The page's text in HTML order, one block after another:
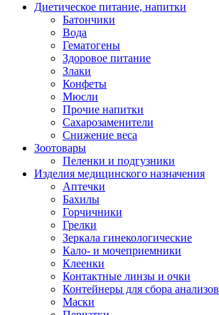
Диетическое питание, напитки
Батончики
Вода
Гематогены
Здоровое питание
Злаки
Конфеты
Мюсли
Прочие напитки
Сахарозаменители
Снижение веса
Зоотовары
Пеленки и подгузники
Изделия медицинского назначения
Аптечки
Бахилы
Горчичники
Грелки
Зеркала гинекологические
Кало- и мочеприемники
Клеенки
Контактные линзы и очки
Контейнеры для сбора анализов
Маски